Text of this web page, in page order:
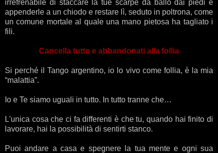
irrefrenabile di staccare la tue scarpe da ballo dai piedi e
appenderle a un chiodo e restare lì, seduto in poltrona, come
un comune mortale al quale una mano pietosa ha tagliato i
fili.
Cancella tutto e abbandonati alla follia
Si perché il Tango argentino, io lo vivo come follia, è la mia
“malattia”.
Io e Te siamo uguali in tutto. In tutto tranne che…
L'unica cosa che ci fa differenti è che tu, quando hai finito di
lavorare, hai la possibilità di sentirti stanco.
Puoi andare a casa e spegnere la tua mente e ogni sua